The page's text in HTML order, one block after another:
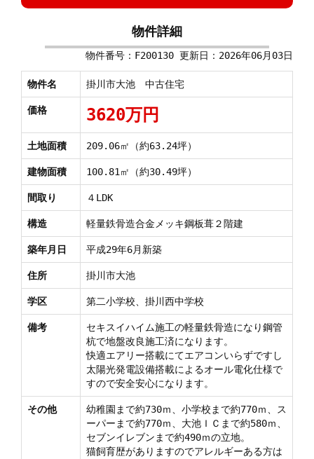
物件詳細
物件番号：F200130 更新日：2026年06月03日
物件名 掛川市大池 中古住宅
価格 3620万円
土地面積 209.06㎡（約63.24坪）
建物面積 100.81㎡（約30.49坪）
間取り ４LDK
構造 軽量鉄骨造合金メッキ鋼板葺２階建
築年月日 平成29年6月新築
住所 掛川市大池
学区 第二小学校、掛川西中学校
備考
セキスイハイム施工の軽量鉄骨造になり鋼管
杭で地盤改良施工済になります。
快適エアリー搭載にてエアコンいらずですし
太陽光発電設備搭載によるオール電化仕様で
すので安全安心になります。
その他
幼稚園まで約730ｍ、小学校まで約770ｍ、ス
ーパーまで約770ｍ、大池ＩＣまで約580ｍ、
セブンイレブンまで約490ｍの立地。
猫飼育歴がありますのでアレルギーある方は